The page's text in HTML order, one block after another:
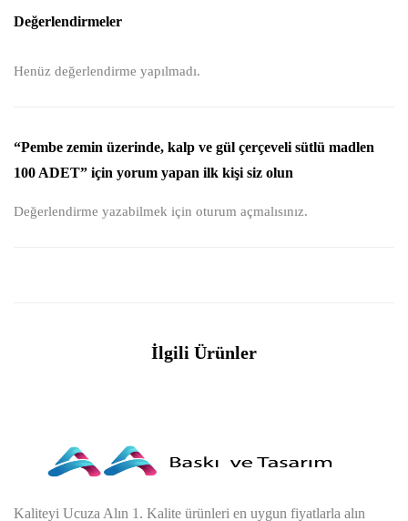
Değerlendirmeler
Henüz değerlendirme yapılmadı.
“Pembe zemin üzerinde, kalp ve gül çerçeveli sütlü madlen
100 ADET” için yorum yapan ilk kişi siz olun
Değerlendirme yazabilmek için oturum açmalısınız.
İlgili Ürünler
Kaliteyi Ucuza Alın 1. Kalite ürünleri en uygun fiyatlarla alın